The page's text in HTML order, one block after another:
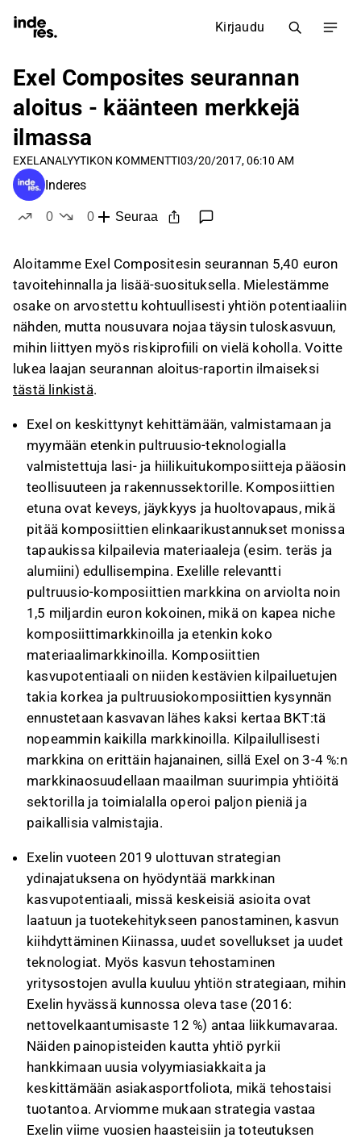
Kirjaudu
Exel Composites seurannan
aloitus - käänteen merkkejä
ilmassa
EXEL ANALYYTIKON KOMMENTTI03/20/2017, 06:10 AM
Inderes
0
0
Seuraa
Aloitamme Exel Compositesin seurannan 5,40 euron
tavoitehinnalla ja lisää-suosituksella. Mielestämme
osake on arvostettu kohtuullisesti yhtiön potentiaaliin
nähden, mutta nousuvara nojaa täysin tuloskasvuun,
mihin liittyen myös riskiprofiili on vielä koholla. Voitte
lukea laajan seurannan aloitus-raportin ilmaiseksi
tästä linkistä.
Exel on keskittynyt kehittämään, valmistamaan ja
myymään etenkin pultruusio-teknologialla
valmistettuja lasi- ja hiilikuitukomposiitteja pääosin
teollisuuteen ja rakennussektorille. Komposiittien
etuna ovat keveys, jäykkyys ja huoltovapaus, mikä
pitää komposiittien elinkaarikustannukset monissa
tapaukissa kilpailevia materiaaleja (esim. teräs ja
alumiini) edullisempina. Exelille relevantti
pultruusio-komposiittien markkina on arviolta noin
1,5 miljardin euron kokoinen, mikä on kapea niche
komposiittimarkkinoilla ja etenkin koko
materiaalimarkkinoilla. Komposiittien
kasvupotentiaali on niiden kestävien kilpailuetujen
takia korkea ja pultruusiokomposiittien kysynnän
ennustetaan kasvavan lähes kaksi kertaa BKT:tä
nopeammin kaikilla markkinoilla. Kilpailullisesti
markkina on erittäin hajanainen, sillä Exel on 3-4 %:n
markkinaosuudellaan maailman suurimpia yhtiöitä
sektorilla ja toimialalla operoi paljon pieniä ja
paikallisia valmistajia.
Exelin vuoteen 2019 ulottuvan strategian
ydinajatuksena on hyödyntää markkinan
kasvupotentiaali, missä keskeisiä asioita ovat
laatuun ja tuotekehitykseen panostaminen, kasvun
kiihdyttäminen Kiinassa, uudet sovellukset ja uudet
teknologiat. Myös kasvun tehostaminen
yritysostojen avulla kuuluu yhtiön strategiaan, mihin
Exelin hyvässä kunnossa oleva tase (2016:
nettovelkaantumisaste 12 %) antaa liikkumavaraa.
Näiden painopisteiden kautta yhtiö pyrkii
hankkimaan uusia volyymiasiakkaita ja
keskittämään asiakasportfoliota, mikä tehostaisi
tuotantoa. Arviomme mukaan strategia vastaa
Exelin viime vuosien haasteisiin ja toteutuksen